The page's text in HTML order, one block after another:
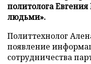
политолога
людьми».
Политтехнолог
появление
сотрудничества